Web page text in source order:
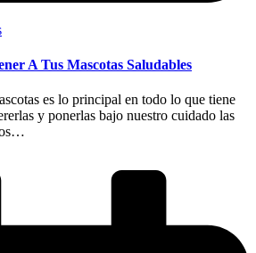
A Tus Mascotas Saludables
es lo principal en todo lo que tiene
y ponerlas bajo nuestro cuidado las